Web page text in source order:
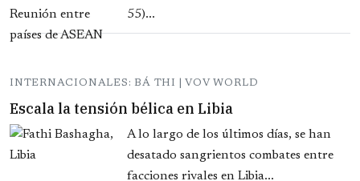
55)...
INTERNACIONALES: BÁ THI | VOV WORLD
Escala la tensión bélica en Libia
A lo largo de los últimos días, se han
desatado sangrientos combates entre
facciones rivales en Libia...